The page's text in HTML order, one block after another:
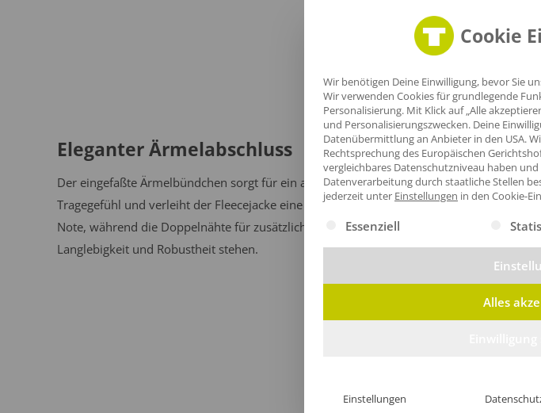
Eleganter Ärmelabschluss
Der eingefaßte Ärmelbündchen sorgt für ein angenehmes
Tragegefühl und verleiht der Fleecejacke eine stilvolle
Note, während die Doppelnähte für zusätzliche
Langlebigkeit und Robustheit stehen.
Cookie
Wir benötigen Deine Einwilligung, bevor Sie
Wir verwenden Cookies für grundlegende
Personalisierung. Mit Klick auf „Alle
und Personalisierungszwecken. Deine
Datenübermittlung an Anbieter in den USA.
Rechtsprechung des Europäischen
vergleichbares Datenschutzniveau haben
Datenverarbeitung durch staatliche Stellen
jederzeit unter Einstellungen in den Cookie-
Es folgt eine Liste der Service-
Essenziell
Alles
Einstellungen